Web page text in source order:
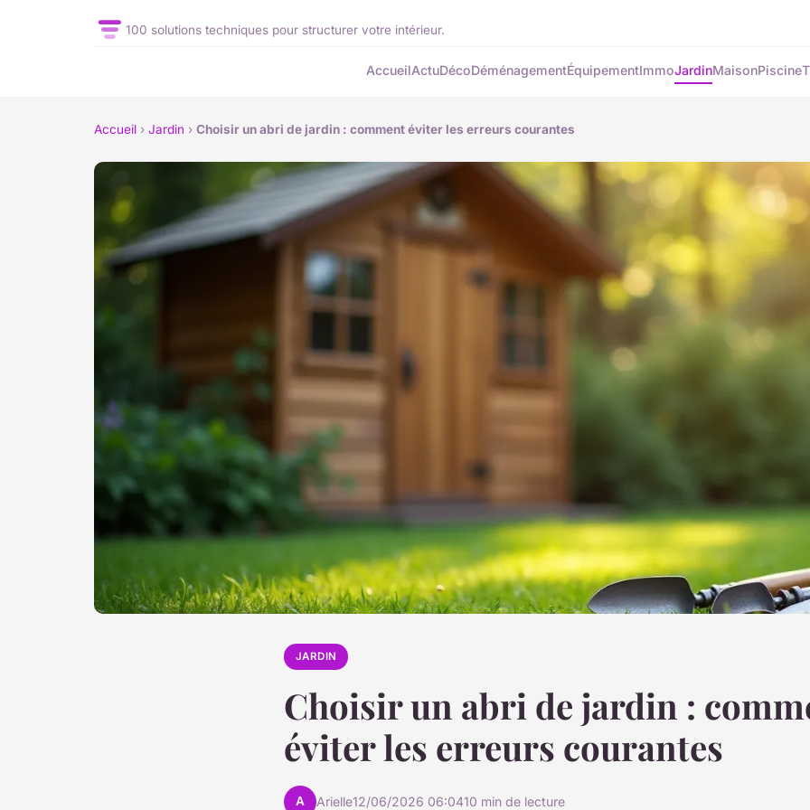
100 solutions techniques pour structurer votre intérieur.
AccueilActuDécoDéménagementÉquipementImmoJardinMaisonPiscine
Accueil › Jardin › Choisir un abri de jardin : comment éviter les erreurs courantes
JARDIN
Choisir un abri de jardin :
éviter les erreurs courantes
A Arielle12/06/2026 06:0410 min de lecture